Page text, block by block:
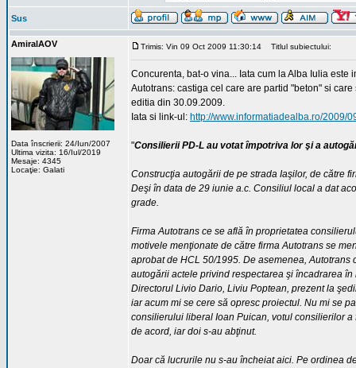
Sus
AmiralAOV
Data înscrierii: 24/Iun/2007
Ultima vizita: 16/Iul/2019
Mesaje: 4345
Locaţie: Galati
Trimis: Vin 09 Oct 2009 11:30:14 Titlul subiectului:
Concurenta, bat-o vina... Iata cum la Alba Iulia
Autotrans: castiga cel care are partid "beton" si
editia din 30.09.2009.
Iata si link-ul: http://www.informatiadealba.ro/2009/
"Consilierii PD-L au votat împotriva lor şi a
Construcţia autogării de pe strada Iaşilor, de către
Deşi în data de 29 iunie a.c. Consiliul local a dat
grade.
Firma Autotrans ce se află în proprietatea
motivele menţionate de către firma Autotrans se
aprobat de HCL 50/1995. De asemenea,
autogării actele privind respectarea şi încadrarea
Directorul Livio Dario, Liviu Poptean, prezent la
iar acum mi se cere să opresc proiectul. Nu mi se
consilierului liberal Ioan Puican, votul consilierilor
de acord, iar doi s-au abţinut.
Doar că lucrurile nu s-au încheiat aici. Pe ordinea